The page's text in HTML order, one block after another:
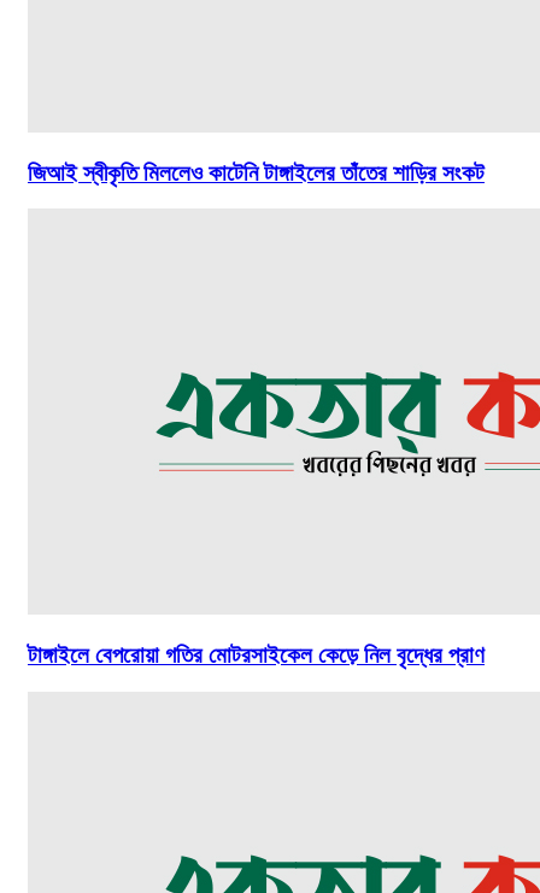
জিআই স্বীকৃতি মিললেও কাটেনি টাঙ্গাইলের তাঁতের শাড়ির সংকট
টাঙ্গাইলে বেপরোয়া গতির মোটরসাইকেল কেড়ে নিল বৃদ্ধের প্রাণ